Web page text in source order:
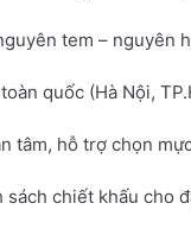
tem – nguyên
quốc (Hà Nội,
tâm, hỗ trợ chọn
sách chiết khấu cho